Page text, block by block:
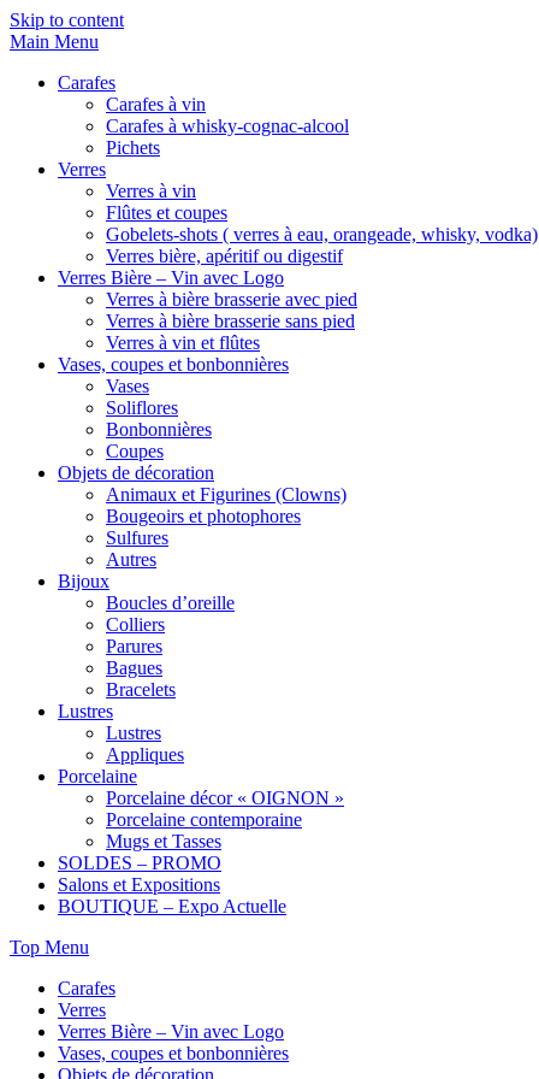
Skip to content
Main Menu
Carafes
Carafes à vin
Carafes à whisky-cognac-alcool
Pichets
Verres
Verres à vin
Flûtes et coupes
Gobelets-shots ( verres à eau, orangeade, whisky, vodka)
Verres bière, apéritif ou digestif
Verres Bière – Vin avec Logo
Verres à bière brasserie avec pied
Verres à bière brasserie sans pied
Verres à vin et flûtes
Vases, coupes et bonbonnières
Vases
Soliflores
Bonbonnières
Coupes
Objets de décoration
Animaux et Figurines (Clowns)
Bougeoirs et photophores
Sulfures
Autres
Bijoux
Boucles d’oreille
Colliers
Parures
Bagues
Bracelets
Lustres
Lustres
Appliques
Porcelaine
Porcelaine décor « OIGNON »
Porcelaine contemporaine
Mugs et Tasses
SOLDES – PROMO
Salons et Expositions
BOUTIQUE – Expo Actuelle
Top Menu
Carafes
Verres
Verres Bière – Vin avec Logo
Vases, coupes et bonbonnières
Objets de décoration